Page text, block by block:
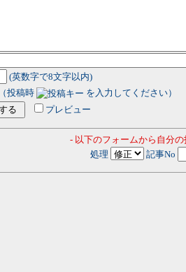
(英数字で8文字以内)
（投稿時
を入力してください）
プレビュー
- 以下のフォームから自分
処理
記事No